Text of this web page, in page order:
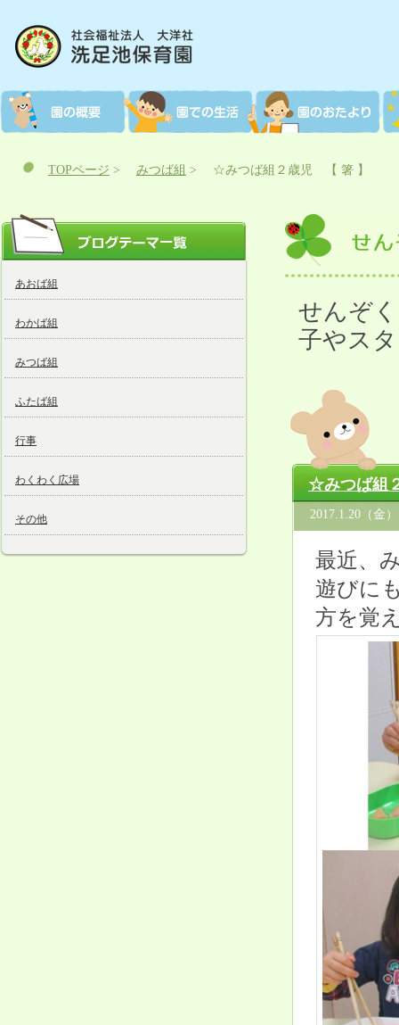
TOPページ > みつば組 > ☆みつば組２歳児 【 箸 】
せんぞ
子やス
☆みつば組
2017.1.20（金）
最近、
遊びに
方を覚
あおば組
わかば組
みつば組
ふたば組
行事
わくわく広場
その他